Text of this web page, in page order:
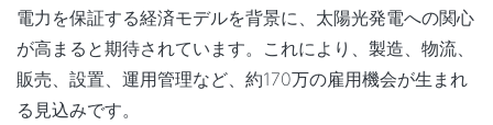
電力を保証する経済モデルを背景に、太陽光発電への関心
が高まると期待されています。これにより、製造、物流、
販売、設置、運用管理など、約170万の雇用機会が生まれ
る見込みです。